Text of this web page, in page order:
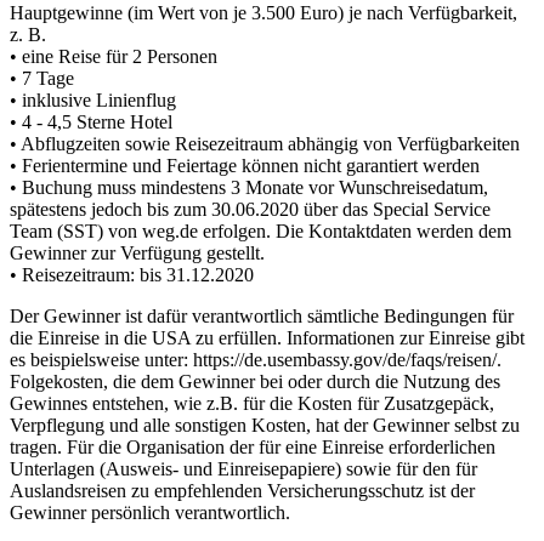
Hauptgewinne (im Wert von je 3.500 Euro) je nach Verfügbarkeit,
z. B.
• eine Reise für 2 Personen
• 7 Tage
• inklusive Linienflug
• 4 - 4,5 Sterne Hotel
• Abflugzeiten sowie Reisezeitraum abhängig von Verfügbarkeiten
• Ferientermine und Feiertage können nicht garantiert werden
• Buchung muss mindestens 3 Monate vor Wunschreisedatum,
spätestens jedoch bis zum 30.06.2020 über das Special Service
Team (SST) von weg.de erfolgen. Die Kontaktdaten werden dem
Gewinner zur Verfügung gestellt.
• Reisezeitraum: bis 31.12.2020
Der Gewinner ist dafür verantwortlich sämtliche Bedingungen für
die Einreise in die USA zu erfüllen. Informationen zur Einreise gibt
es beispielsweise unter: https://de.usembassy.gov/de/faqs/reisen/.
Folgekosten, die dem Gewinner bei oder durch die Nutzung des
Gewinnes entstehen, wie z.B. für die Kosten für Zusatzgepäck,
Verpflegung und alle sonstigen Kosten, hat der Gewinner selbst zu
tragen. Für die Organisation der für eine Einreise erforderlichen
Unterlagen (Ausweis- und Einreisepapiere) sowie für den für
Auslandsreisen zu empfehlenden Versicherungsschutz ist der
Gewinner persönlich verantwortlich.